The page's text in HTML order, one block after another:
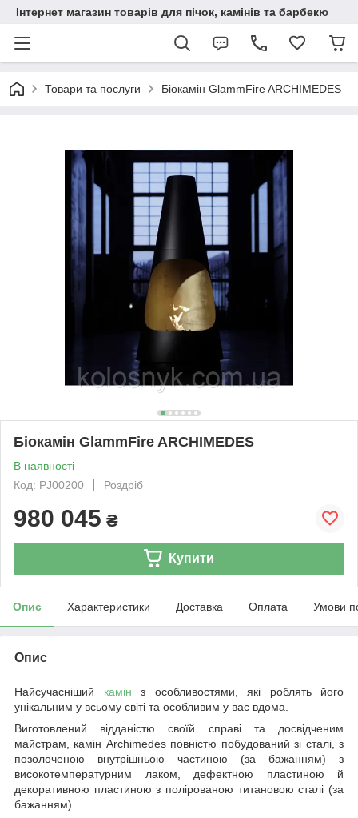
Інтернет магазин товарів для пічок, камінів та барбекю
Товари та послуги Біокамін GlammFire ARCHIMEDES
Біокамін GlammFire ARCHIMEDES
В наявності
Код: PJ00200
Роздріб
980 045 ₴
Купити
Опис Характеристики Доставка Оплата Умови
Опис
Найсучасніший камін з особливостями, які роблять його
унікальним у всьому світі та особливим у вас вдома.
Виготовлений відданістю своїй справі та досвідченим
майстрам, камін Archimedes повністю побудований зі сталі, з
позолоченою внутрішньою частиною (за бажанням) з
високотемпературним лаком, дефектною пластиною й
декоративною пластиною з полірованою титановою сталі (за
бажанням).